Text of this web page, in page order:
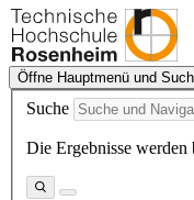
Öffne Hauptmenü und
Suche
Die Ergebnisse